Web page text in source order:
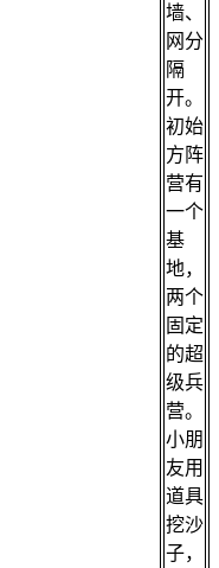
墙、
网分
隔
开。
初始
方阵
营有
一个
基
地，
两个
固定
的超
级兵
营。
小朋
友用
道具
挖沙
子，